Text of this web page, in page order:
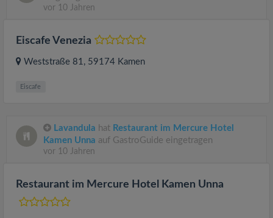
vor 10 Jahren
Eiscafe Venezia
Weststraße 81, 59174 Kamen
Eiscafe
Lavandula hat Restaurant im Mercure Hotel
Kamen Unna auf GastroGuide eingetragen
vor 10 Jahren
Restaurant im Mercure Hotel Kamen Unna